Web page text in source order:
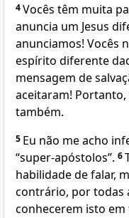
4Vocês têm muita
anuncia um Jesus
anunciamos! Vocês
espírito diferente
mensagem de
aceitaram!
também.
5 Eu não me acho
“super-apóstolos”. 6
habilidade de falar,
contrário, por todas
conhecerem isto em